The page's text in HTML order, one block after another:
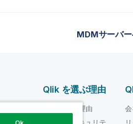
MDMサーバ
Qlik を選ぶ理由
Qlik を選ぶ理由
信頼性とセキュリテ